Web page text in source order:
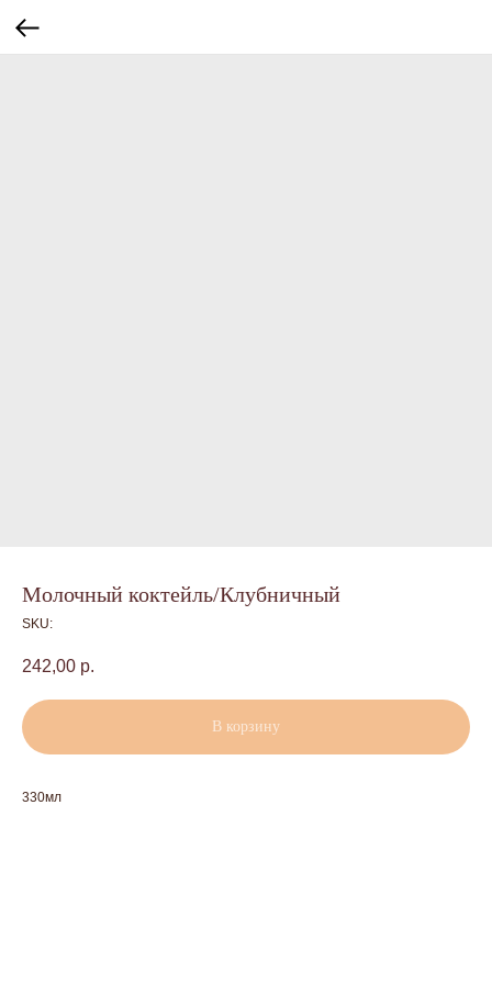
Молочный коктейль/Клубничный
SKU:
242,00 р.
В корзину
330мл